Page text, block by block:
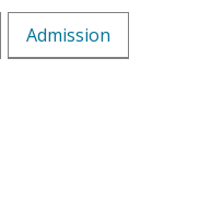
Admission